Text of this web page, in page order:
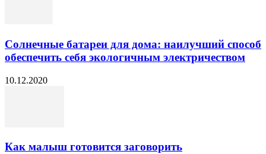
Солнечные батареи для дома: наилучший способ
обеспечить себя экологичным электричеством
10.12.2020
Как малыш готовится заговорить